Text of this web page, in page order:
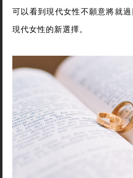
可以看到現代女性不願意將就
現代女性的新選擇。